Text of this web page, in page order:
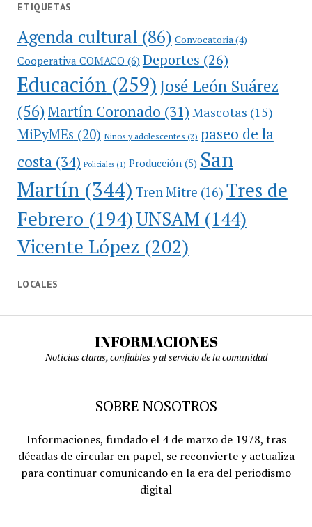
ETIQUETAS
Agenda cultural (86) Convocatoria (4)
Cooperativa COMACO(6) Deportes (26)
Educación(259)José León Suárez
(56)Martín Coronado (31) Mascotas (15)
MiPyMEs (20) Niños y adolescentes (2) paseo de la
costa(34) Policiales(1) Producción(5) San
Martín(344) Tren Mitre (16) Tres de
Febrero (194)UNSAM (144)
Vicente López (202)
LOCALES
INFORMACIONES
Noticias claras, confiables y al servicio de la comunidad
SOBRE NOSOTROS
Informaciones, fundado el 4 de marzo de 1978, tras
décadas de circular en papel, se reconvierte y actualiza
para continuar comunicando en la era del periodismo
digital